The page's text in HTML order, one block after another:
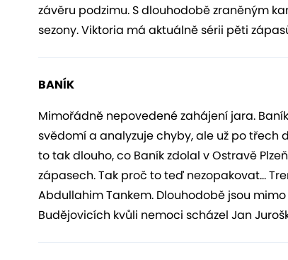
závěru podzimu. S dlouhodobě zraněným
sezony. Viktoria má aktuálně sérii pěti
BANÍK
Mimořádně nepovedené zahájení jara.
svědomí a analyzuje chyby, ale už po třech
to tak dlouho, co Baník zdolal v Ostravě
zápasech. Tak proč to teď nezopakovat…
Abdullahim Tankem. Dlouhodobě jsou
Budějovicích kvůli nemoci scházel Jan